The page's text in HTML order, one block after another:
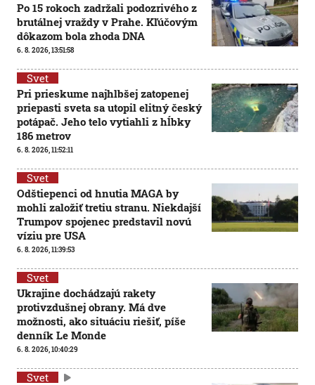
Po 15 rokoch zadržali podozrivého z
brutálnej vraždy v Prahe. Kľúčovým
dôkazom bola zhoda DNA
6. 8. 2026, 13:51:58
Svet
Pri prieskume najhlbšej zatopenej
priepasti sveta sa utopil elitný český
potápač. Jeho telo vytiahli z hĺbky
186 metrov
6. 8. 2026, 11:52:11
Svet
Odštiepenci od hnutia MAGA by
mohli založiť tretiu stranu. Niekdajší
Trumpov spojenec predstavil novú
víziu pre USA
6. 8. 2026, 11:39:53
Svet
Ukrajine dochádzajú rakety
protivzdušnej obrany. Má dve
možnosti, ako situáciu riešiť, píše
denník Le Monde
6. 8. 2026, 10:40:29
Svet